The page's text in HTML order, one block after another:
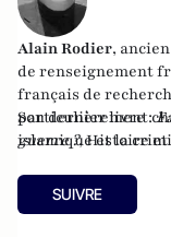
Alain Rodier,
de renseignement
français de
particulièrement
islamique et la
Son dernier livre :
guerre ?, Histoire et
SUIVRE